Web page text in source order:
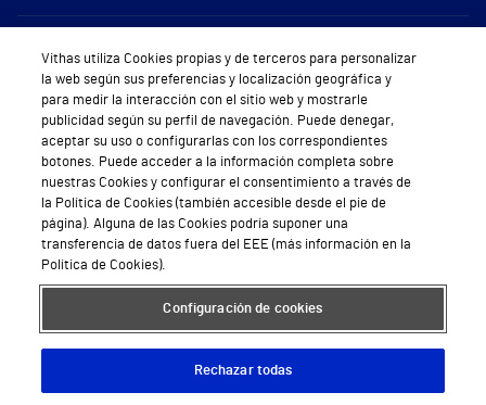
Sobre Vithas
Quiénes somos
Trabajar en Vithas
Teléfono Cita Médica
Teléfono Atención al Cliente
Política de seguridad y salud en el trabajo
Conoce a Supervita
Aviso Legal Política de cookies Política de privacidad Mapa web Protección de datos
Vithas utiliza Cookies propias y de terceros para personalizar
la web según sus preferencias y localización geográfica y
para medir la interacción con el sitio web y mostrarle
publicidad según su perfil de navegación. Puede denegar,
aceptar su uso o configurarlas con los correspondientes
botones. Puede acceder a la información completa sobre
nuestras Cookies y configurar el consentimiento a través de
la Política de Cookies (también accesible desde el pie de
página). Alguna de las Cookies podría suponer una
transferencia de datos fuera del EEE (más información en la
Política de Cookies).
Configuración de cookies
Rechazar todas